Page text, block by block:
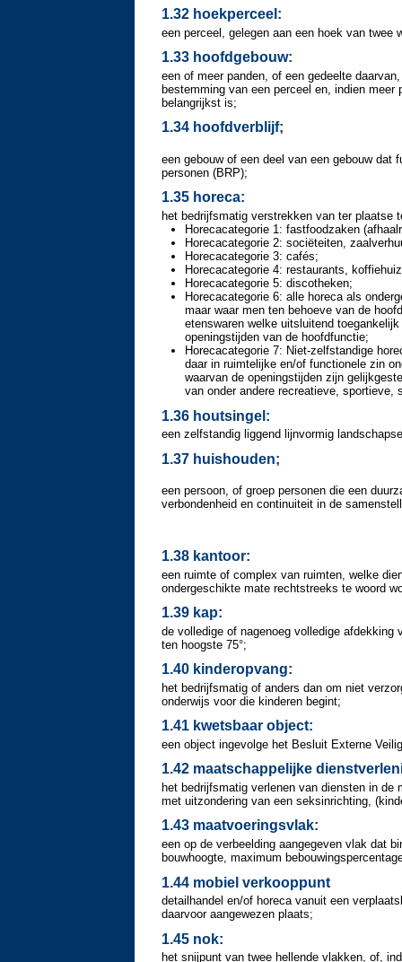
1.32 hoekperceel:
een perceel, gelegen aan een hoek van twee
1.33 hoofdgebouw:
een of meer panden, of een gedeelte
bestemming van een perceel en, indien
belangrijkst is;
1.34 hoofdverblijf;
een gebouw of een deel van een gebouw
personen (BRP);
1.35 horeca:
het bedrijfsmatig verstrekken van ter plaatse
Horecacategorie 1: fastfoodzaken
Horecacategorie 2: sociëteiten,
Horecacategorie 3: cafés;
Horecacategorie 4: restaurants,
Horecacategorie 5: discotheken;
Horecacategorie 6: alle horeca als
maar waar men ten behoeve van de
etenswaren welke uitsluitend
openingstijden van de hoofdfunctie;
Horecacategorie 7: Niet-zelfstandige
daar in ruimtelijke en/of functionele zin
waarvan de openingstijden zijn
van onder andere recreatieve,
1.36 houtsingel:
een zelfstandig liggend lijnvormig
1.37 huishouden;
een persoon, of groep personen die een
verbondenheid en continuiteit in de
1.38 kantoor:
een ruimte of complex van ruimten, welke
ondergeschikte mate rechtstreeks te woord
1.39 kap:
de volledige of nagenoeg volledige afdekking
ten hoogste 75°;
1.40 kinderopvang:
het bedrijfsmatig of anders dan om niet
onderwijs voor die kinderen begint;
1.41 kwetsbaar object:
een object ingevolge het Besluit Externe
1.42 maatschappelijke
het bedrijfsmatig verlenen van diensten in
met uitzondering van een seksinrichting,
1.43 maatvoeringsvlak:
een op de verbeelding aangegeven vlak dat
bouwhoogte, maximum
1.44 mobiel verkooppunt
detailhandel en/of horeca vanuit een
daarvoor aangewezen plaats;
1.45 nok:
het snijpunt van twee hellende vlakken, of,